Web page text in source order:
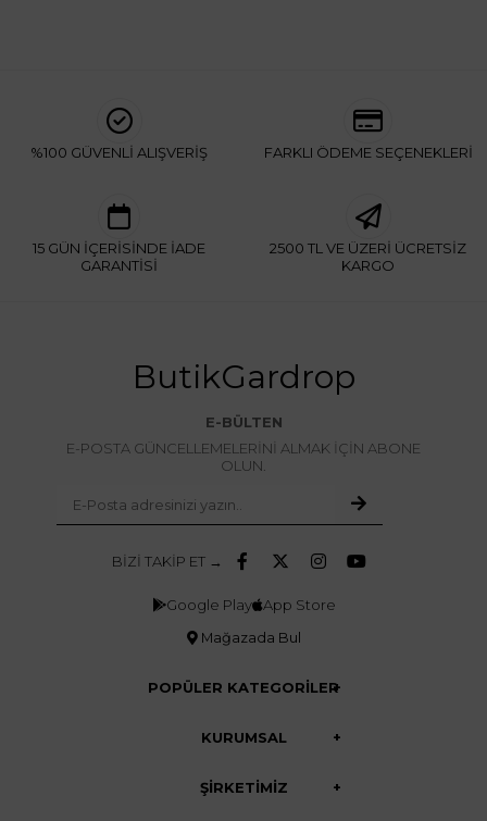
%100 GÜVENLİ ALIŞVERİŞ FARKLI ÖDEME SEÇENEKLERİ
15 GÜN İÇERİSİNDE İADE
GARANTİSİ
2500 TL VE ÜZERİ ÜCRETSİZ
KARGO
ButikGardrop
E-BÜLTEN
E-POSTA GÜNCELLEMELERİNİ ALMAK İÇİN ABONE
OLUN.
BİZİ TAKİP ET →
Google Play App Store
Mağazada Bul
POPÜLER KATEGORİLER
KURUMSAL
ŞİRKETİMİZ